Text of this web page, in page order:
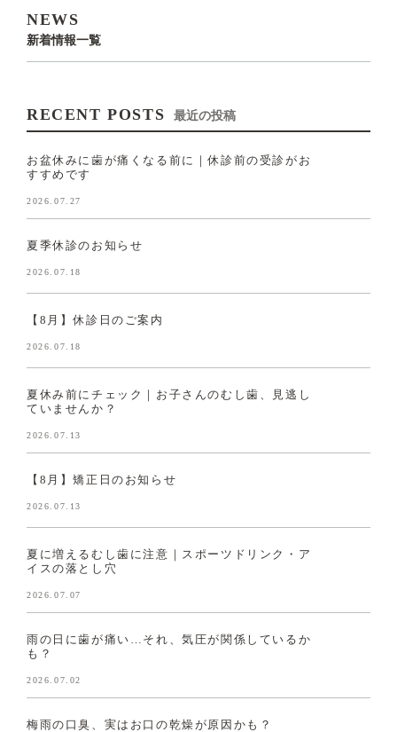
NEWS
新着情報一覧
RECENT POSTS 最近の投稿
お盆休みに歯が痛くなる前に｜休診前の受診がお
すすめです
2026.07.27
夏季休診のお知らせ
2026.07.18
【8月】休診日のご案内
2026.07.18
夏休み前にチェック｜お子さんのむし歯、見逃し
ていませんか？
2026.07.13
【8月】矯正日のお知らせ
2026.07.13
夏に増えるむし歯に注意｜スポーツドリンク・ア
イスの落とし穴
2026.07.07
雨の日に歯が痛い…それ、気圧が関係しているか
も？
2026.07.02
梅雨の口臭、実はお口の乾燥が原因かも？